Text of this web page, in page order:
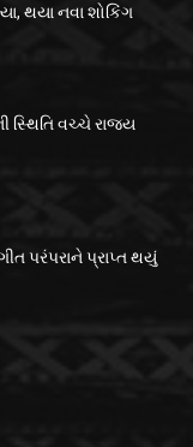
થયા નવા શોકિંગ
સ્થિતિ વચ્ચે રાજ્ય
પરંપરાને પ્રાપ્ત થયું